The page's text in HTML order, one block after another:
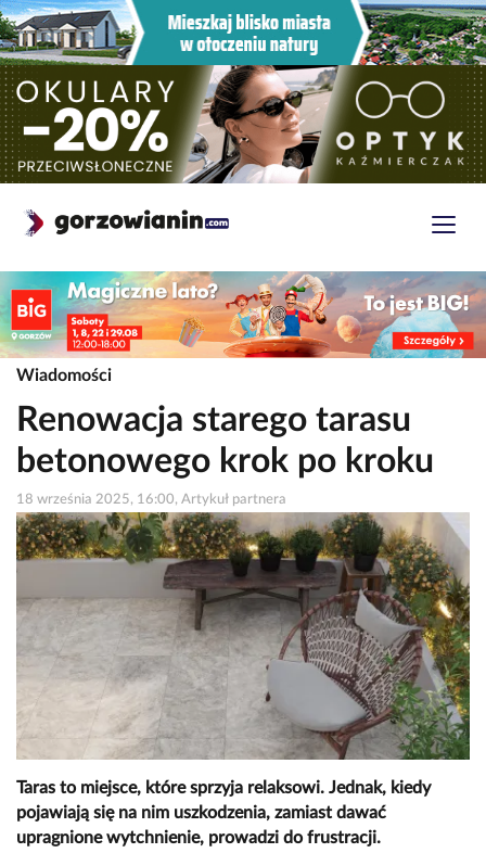
Wiadomości
Renowacja starego tarasu
betonowego krok po kroku
18 września 2025, 16:00, Artykuł partnera
Taras to miejsce, które sprzyja relaksowi. Jednak, kiedy
pojawiają się na nim uszkodzenia, zamiast dawać
upragnione wytchnienie, prowadzi do frustracji.